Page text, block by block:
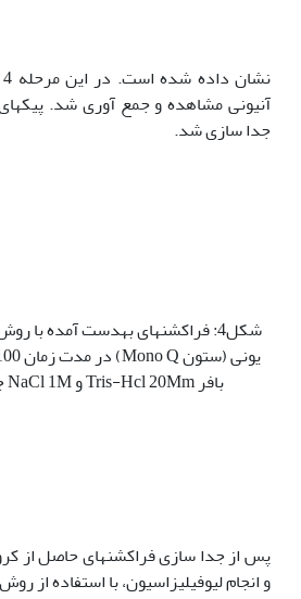
جدا سازی شد.
شکل4: فراکشن‫های به‫دست
بافر Tris-Hcl 20Mm و NaCl 1M جمع آوری شدند.
پس از جدا سازی فراکشن‫های حاصل از
و انجام لیوفیلیزاسیون‫، با استفاده از روش